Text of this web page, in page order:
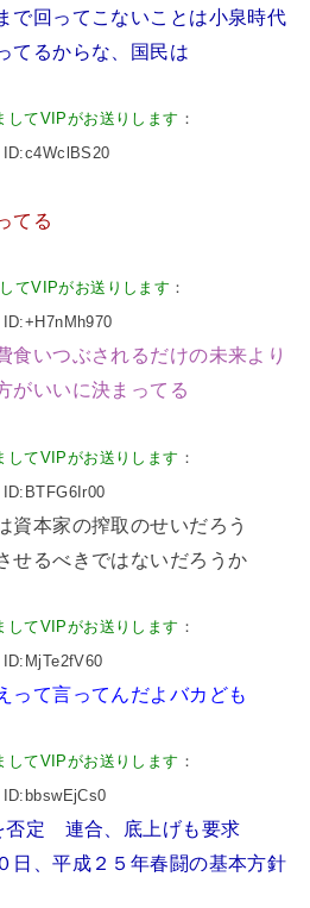
で回ってこないことは小泉時代
てるからな、国民は
してVIPがお送りします ：
てる
てVIPがお送りします ：
食いつぶされるだけの未来より
がいいに決まってる
してVIPがお送りします ：
資本家の搾取のせいだろう
せるべきではないだろうか
してVIPがお送りします ：
って言ってんだよバカども
してVIPがお送りします ：
定 連合、底上げも要求
、平成２５年春闘の基本方針